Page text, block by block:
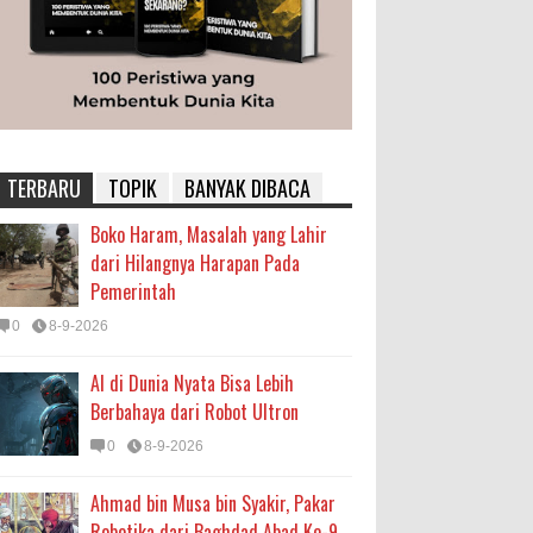
TERBARU TOPIK BANYAK DIBACA
Boko Haram, Masalah yang Lahir
dari Hilangnya Harapan Pada
Pemerintah
0 8-9-2026
AI di Dunia Nyata Bisa Lebih
Berbahaya dari Robot Ultron
0 8-9-2026
Ahmad bin Musa bin Syakir, Pakar